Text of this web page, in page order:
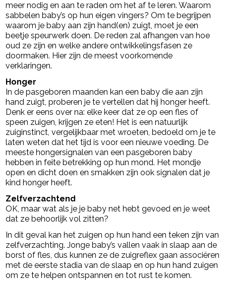
meer nodig en aan te raden om het af te leren. Waarom
sabbelen baby’s op hun eigen vingers? Om te begrijpen
waarom je baby aan zijn hand(en) zuigt, moet je een
beetje speurwerk doen. De reden zal afhangen van hoe
oud ze zijn en welke andere ontwikkelingsfasen ze
doormaken. Hier zijn de meest voorkomende
verklaringen.
Honger
In de pasgeboren maanden kan een baby die aan zijn
hand zuigt, proberen je te vertellen dat hij honger heeft.
Denk er eens over na: elke keer dat ze op een fles of
speen zuigen, krijgen ze eten! Het is een natuurlijk
zuiginstinct, vergelijkbaar met wroeten, bedoeld om je te
laten weten dat het tijd is voor een nieuwe voeding. De
meeste hongersignalen van een pasgeboren baby
hebben in feite betrekking op hun mond. Het mondje
open en dicht doen en smakken zijn ook signalen dat je
kind honger heeft.
Zelfverzachtend
OK, maar wat als je je baby net hebt gevoed en je weet
dat ze behoorlijk vol zitten?
In dit geval kan het zuigen op hun hand een teken zijn van
zelfverzachting. Jonge baby’s vallen vaak in slaap aan de
borst of fles, dus kunnen ze de zuigreflex gaan associëren
met de eerste stadia van de slaap en op hun hand zuigen
om ze te helpen ontspannen en tot rust te komen.